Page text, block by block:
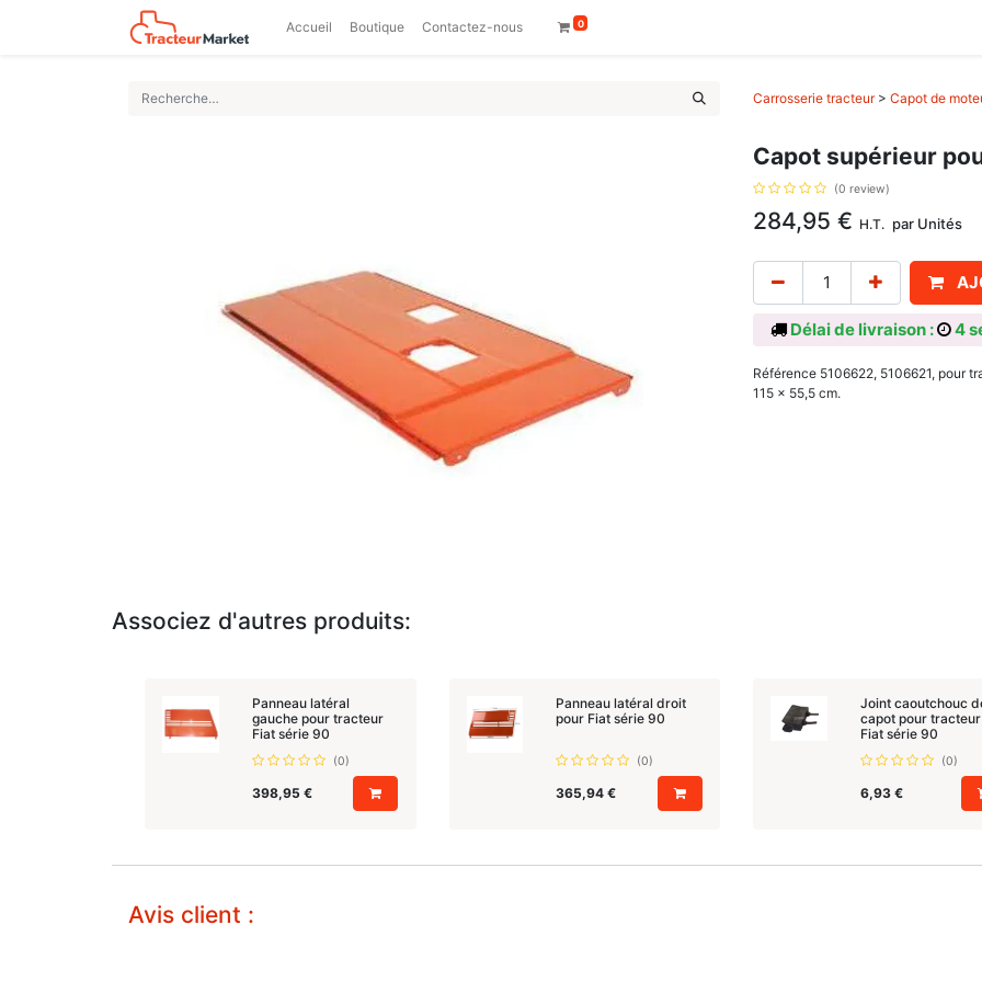
Accueil Boutique Contactez-nous 0
Carrosserie tracteur> Capot de
Capot supérieur
(0 review)
284,95 € H.T. par Unités
Délai de livraison : 4
Référence 5106622, 5106621, pour
115 x 55,5 cm.
Associez d'autres produits:
Panneau latéral
gauche pour tracteur
Fiat série 90
(0)
398,95 €
Panneau latéral droit
pour Fiat série 90
(0)
365,94 €
Joint caoutchouc
capot pour tracteur
Fiat série 90
(0)
6,93€
Avis client :